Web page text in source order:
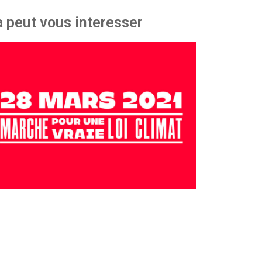
peut vous interesser